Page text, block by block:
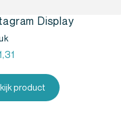
Display
product